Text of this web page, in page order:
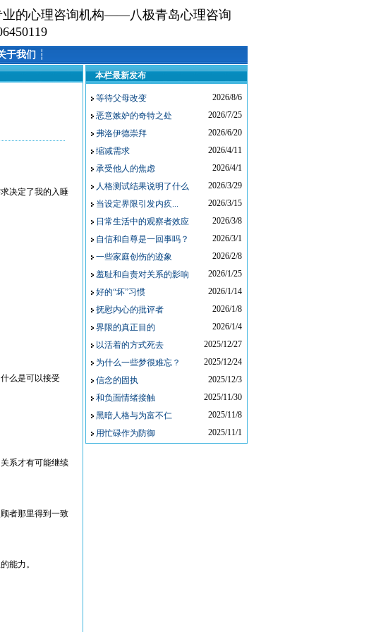
业的心理咨询机构——八极青岛心理咨询
于我们 ┆
决定了我的入睡
么是可以接受
系才有可能继续
者那里得到一致
能力。
本栏最新发布
等待父母改变
2026/8/6
恶意嫉妒的奇特之处
2026/7/25
弗洛伊德崇拜
2026/6/20
缩减需求
2026/4/11
承受他人的焦虑
2026/4/1
人格测试结果说明了什么
2026/3/29
当设定界限引发内疚...
2026/3/15
日常生活中的观察者效应
2026/3/8
自信和自尊是一回事吗？
2026/3/1
一些家庭创伤的迹象
2026/2/8
羞耻和自责对关系的影响
2026/1/25
好的“坏”习惯
2026/1/14
抚慰内心的批评者
2026/1/8
界限的真正目的
2026/1/4
以活着的方式死去
2025/12/27
为什么一些梦很难忘？
2025/12/24
信念的固执
2025/12/3
和负面情绪接触
2025/11/30
黑暗人格与为富不仁
2025/11/8
用忙碌作为防御
2025/11/1